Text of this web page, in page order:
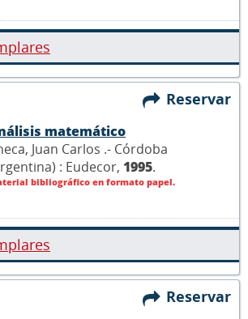
Reservar
matemático
Juan Carlos .- Córdoba
: Eudecor, 1995.
bibliográfico en formato papel.
Reservar